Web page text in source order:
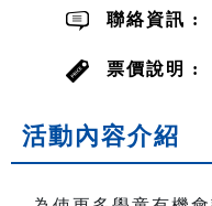
聯絡資訊 :
票價說明 :
活動內容介紹